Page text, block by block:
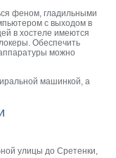
феном, гладильными
с выходом в
в хостеле имеются
Обеспечить
можно
машинкой, а
улицы до Сретенки,